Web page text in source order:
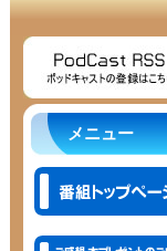
メニュー